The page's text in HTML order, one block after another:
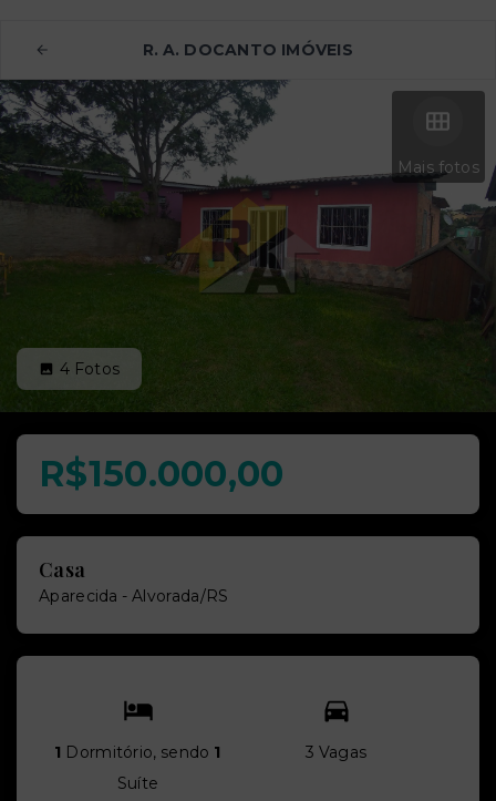
R. A. DOCANTO IMÓVEIS
Mais fotos
4 Fotos
R$150.000,00
Casa
Aparecida - Alvorada/RS
1 Dormitório, sendo 1
Suíte
3 Vagas